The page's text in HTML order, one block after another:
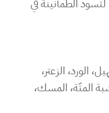
الطمأنينة في
الورد، الزعتر،
المتّة، المسك،